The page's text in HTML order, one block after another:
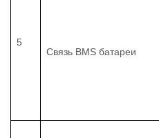
5
Связь BMS батареи